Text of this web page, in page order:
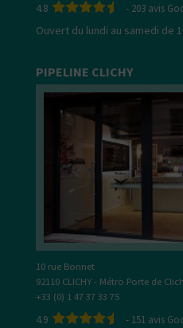
4.8 - 203 avis
Ouvert du lundi au samedi de
PIPELINE CLICHY
10 rue Bonnet
92110 CLICHY - Métro Porte de
+33 (0) 1 47 37 33 75
4.9 - 151 avis